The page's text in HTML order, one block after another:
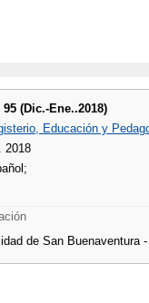
95 (Dic.-Ene..2018)
Educación y
2018
de San Buenaventura